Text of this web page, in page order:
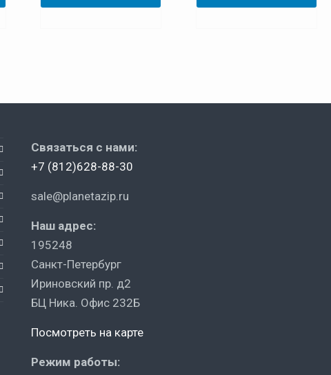
Связаться с нами:
+7 (812)628-88-30
sale@planetazip.ru
Наш адрес:
195248
Санкт-Петербург
Ириновский пр. д2
БЦ Ника. Офис 232Б
Посмотреть на карте
Режим работы: